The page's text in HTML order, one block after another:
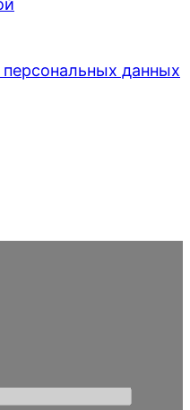
персональных данных